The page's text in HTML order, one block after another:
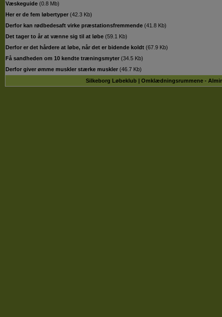
Væskeguide (0.8 Mb)
Her er de fem løbertyper (42.3 Kb)
Derfor kan rødbedesaft virke præstationsfremmende (41.8 Kb)
Det tager to år at vænne sig til at løbe (59.1 Kb)
Derfor er det hårdere at løbe, når det er bidende koldt (67.9 Kb)
Få sandheden om 10 kendte træningsmyter (34.5 Kb)
Derfor giver ømme muskler stærke muskler (46.7 Kb)
Silkeborg Løbeklub | Omklædningsrummene -